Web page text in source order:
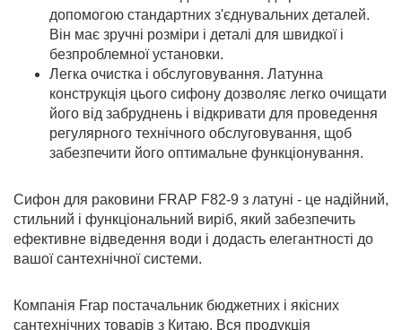
допомогою стандартних з'єднувальних деталей.
Він має зручні розміри і деталі для швидкої і
безпроблемної установки.
Легка очистка і обслуговування. Латунна
конструкція цього сифону дозволяє легко очищати
його від забруднень і відкривати для проведення
регулярного технічного обслуговування, щоб
забезпечити його оптимальне функціонування.
Сифон для раковини FRAP F82-9 з латуні - це надійний,
стильний і функціональний виріб, який забезпечить
ефективне відведення води і додасть елегантності до
вашої сантехнічної системи.
Компанія Frap постачальник бюджетних і якісних
сантехнічних товарів з Китаю. Вся продукція